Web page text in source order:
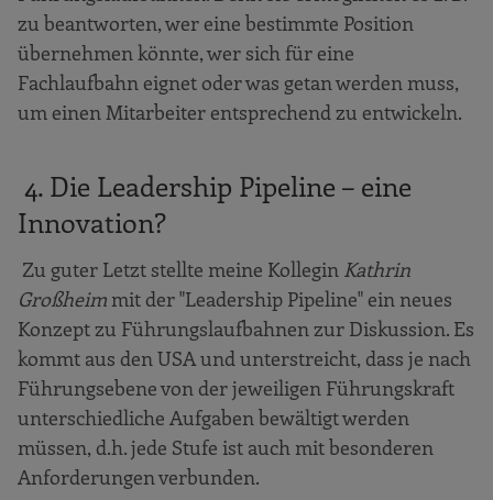
zu beantworten, wer eine bestimmte Position
übernehmen könnte, wer sich für eine
Fachlaufbahn eignet oder was getan werden muss,
um einen Mitarbeiter entsprechend zu entwickeln.
4. Die Leadership Pipeline – eine
Innovation?
Zu guter Letzt stellte meine Kollegin Kathrin
Großheim mit der "Leadership Pipeline" ein neues
Konzept zu Führungslaufbahnen zur Diskussion. Es
kommt aus den USA und unterstreicht, dass je nach
Führungsebene von der jeweiligen Führungskraft
unterschiedliche Aufgaben bewältigt werden
müssen, d.h. jede Stufe ist auch mit besonderen
Anforderungen verbunden.